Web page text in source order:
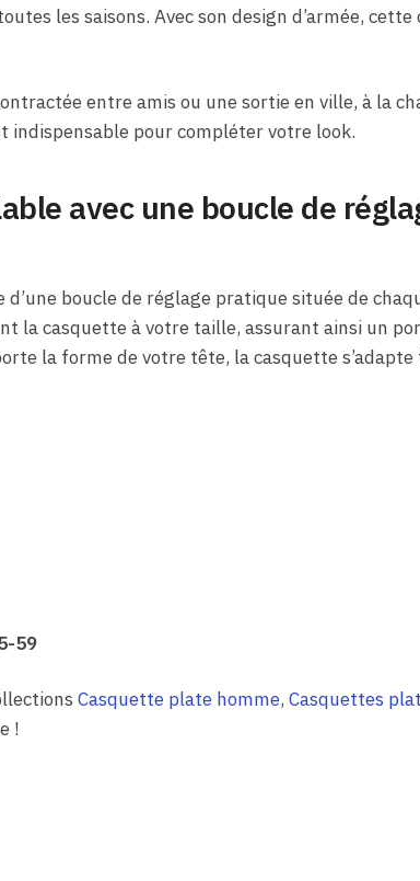
les saisons. Avec son design d’armée,
entre amis ou une sortie en ville, à la
indispensable pour compléter votre look.
avec une boucle de
boucle de réglage pratique située de
la casquette à votre taille, assurant ainsi un
la forme de votre tête, la casquette
59
Casquette plate homme, Casquettes
!